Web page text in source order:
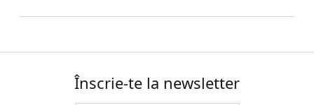
Înscrie-te la newsletter